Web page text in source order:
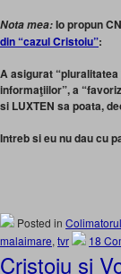
Nota mea:Io propun
din “cazul Cristoiu”:
A asigurat
informaţiilor”, a
si LUXTEN sa poata,
Intreb si eu nu dau cu
Posted in Colimatorul
malaimare, tvr 18
Cristoiu si